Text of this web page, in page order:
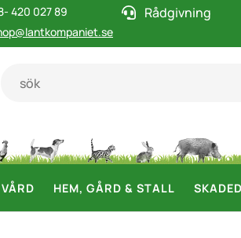
420 027 89
Rådgivning
HEM, GÅRD & STALL